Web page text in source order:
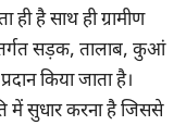
ही है साथ ही ग्रामीण
सड़क, तालाब, कुआं
किया जाता है।
में सुधार करना है जिससे